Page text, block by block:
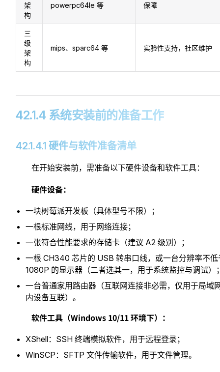
架
构
powerpc64le 等
保障
三
级
架
构
mips、sparc64 等 实验性支持，社区维护
42.1.4 系统安装前的准备工作
42.1.4.1 硬件与软件准备清单
在开始安装前，需准备以下硬件设备和软件工具：
硬件设备：
一块树莓派开发板（具体型号不限）；
一根标准网线，用于网络连接；
一张符合性能要求的存储卡（建议 A2 级别）；
一根 CH340 芯片的 USB 转串口线，或一台分辨率不低
1080P 的显示器（二者选其一，用于系统监控与调试）
一台普通家用路由器（互联网连接非必需，仅用于局域
内设备互联）。
软件工具（Windows 10/11 环境下）：
XShell：SSH 终端模拟软件，用于远程登录；
WinSCP：SFTP 文件传输软件，用于文件管理。